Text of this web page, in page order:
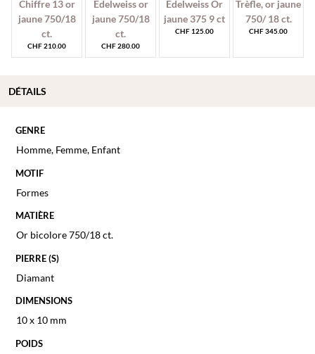
CHF210.00 CHF280.00
CHF 125.00 CHF345.00
GENRE
Homme, Femme, Enfant
MOTIF
Formes
MATIÈRE
Or bicolore 750/18 ct.
PIERRE (S)
Diamant
DIMENSIONS
10 x 10 mm
POIDS
DÉTAILS